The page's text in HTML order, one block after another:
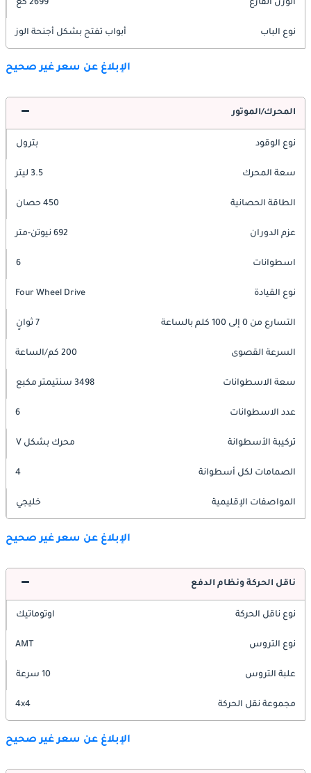
الوزن الفارغ 2699 كغ
نوع الباب أبواب تفتح بشكل أجنحة الوز
الإبلاغ عن سعر غير صحيح
المحرك/الموتور
نوع الوقود بترول
سعة المحرك 3.5 ليتر
الطاقة الحصانية 450 حصان
عزم الدوران 692 نيوتن-متر
اسطوانات 6
نوع القيادة Four Wheel Drive
التسارع من 0 إلى 100 كلم بالساعة 7 ثوانٍ
السرعة القصوى 200 كم/الساعة
سعة الاسطوانات 3498 سنتيمتر مكبع
عدد الاسطوانات 6
تركيبة الأسطوانة محرك بشكل V
الصمامات لكل أسطوانة 4
المواصفات الإقليمية خليجي
الإبلاغ عن سعر غير صحيح
ناقل الحركة ونظام الدفع
نوع ناقل الحركة اوتوماتيك
نوع التروس AMT
علبة التروس 10 سرعة
مجموعة نقل الحركة 4x4
الإبلاغ عن سعر غير صحيح